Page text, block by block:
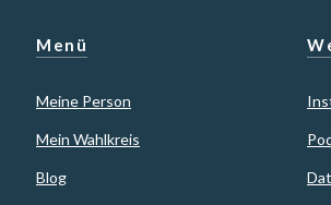
Menü
Meine Person
Mein Wahlkreis
Blog